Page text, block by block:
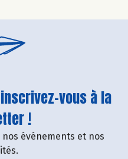
vous à la
!
événements et nos